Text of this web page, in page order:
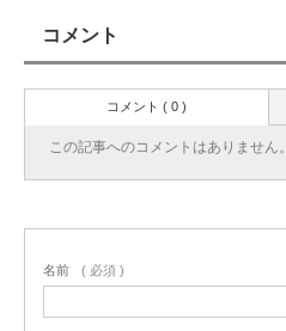
コメント
コメント ( 0 )
この記事へのコメントはありません。
名前 ( 必須 )